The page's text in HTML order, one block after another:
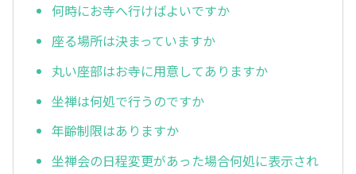
何時にお寺へ行けばよいですか
座る場所は決まっていますか
丸い座部はお寺に用意してありますか
坐禅は何処で行うのですか
年齢制限はありますか
坐禅会の日程変更があった場合何処に表示され